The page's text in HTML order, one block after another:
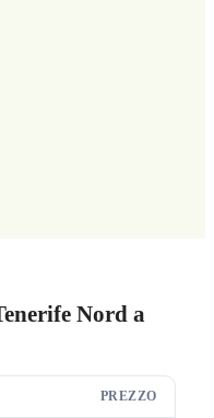
Nord a
PREZZO